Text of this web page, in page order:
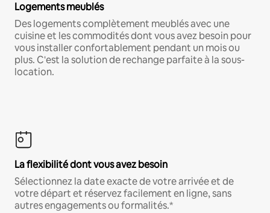
Logements meublés
Des logements complètement meublés avec une
cuisine et les commodités dont vous avez besoin pour
vous installer confortablement pendant un mois ou
plus. C'est la solution de rechange parfaite à la sous-
location.
La flexibilité dont vous avez besoin
Sélectionnez la date exacte de votre arrivée et de
votre départ et réservez facilement en ligne, sans
autres engagements ou formalités.*